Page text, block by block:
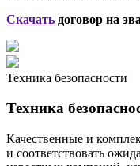
Скачать договор на
Техника безопасности
Техника
Качественные и
и соответствовать